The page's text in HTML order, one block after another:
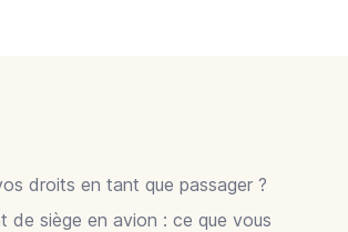
droits en tant que passager ?
de siège en avion : ce que vous